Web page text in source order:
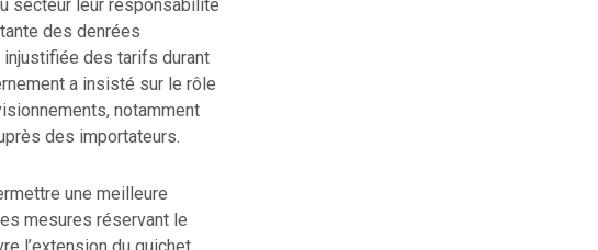
secteur leur responsabilité
des denrées
des tarifs durant
a insisté sur le rôle
notamment
des importateurs.
une meilleure
mesures réservant le